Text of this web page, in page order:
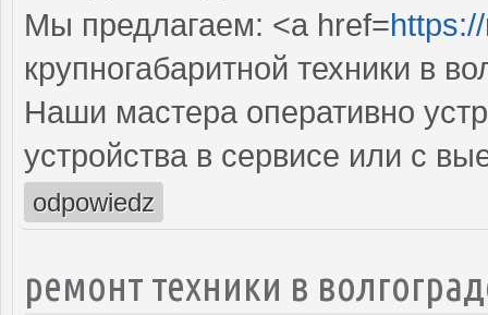
Мы предлагаем: <a href=
крупногабаритной техники в
Наши мастера оперативно
устройства в сервисе или с
odpowiedz
ремонт техники в